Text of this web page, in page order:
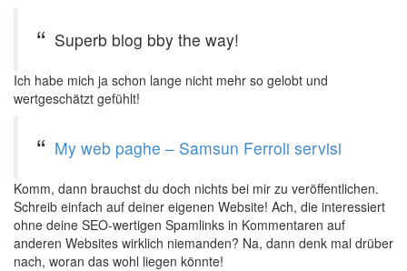
Superb blog bby the way!
Ich habe mich ja schon lange nicht mehr so gelobt und
wertgeschätzt gefühlt!
My web paghe – Samsun Ferroli servisi
Komm, dann brauchst du doch nichts bei mir zu veröffentlichen.
Schreib einfach auf deiner eigenen Website! Ach, die interessiert
ohne deine SEO-wertigen Spamlinks in Kommentaren auf
anderen Websites wirklich niemanden? Na, dann denk mal drüber
nach, woran das wohl liegen könnte!